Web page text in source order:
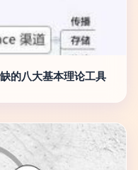
的八大基本理论工具